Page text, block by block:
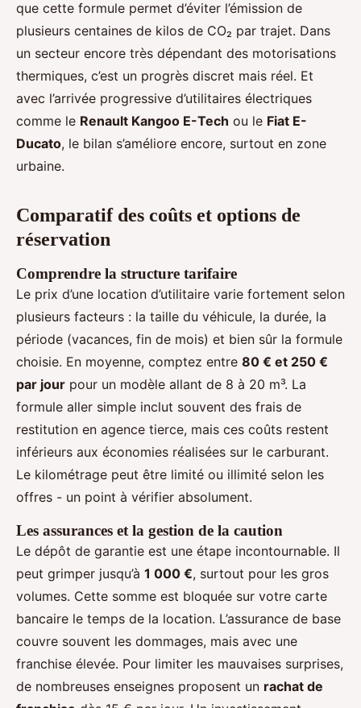
que cette formule permet d’éviter l’émission de
plusieurs centaines de kilos de CO₂ par trajet. Dans
un secteur encore très dépendant des motorisations
thermiques, c’est un progrès discret mais réel. Et
avec l’arrivée progressive d’utilitaires électriques
comme le Renault Kangoo E-Tech ou le Fiat E-
Ducato, le bilan s’améliore encore, surtout en zone
urbaine.
Comparatif des coûts et options de
réservation
Comprendre la structure tarifaire
Le prix d’une location d’utilitaire varie fortement selon
plusieurs facteurs : la taille du véhicule, la durée, la
période (vacances, fin de mois) et bien sûr la formule
choisie. En moyenne, comptez entre 80 € et 250 €
par jour pour un modèle allant de 8 à 20 m³. La
formule aller simple inclut souvent des frais de
restitution en agence tierce, mais ces coûts restent
inférieurs aux économies réalisées sur le carburant.
Le kilométrage peut être limité ou illimité selon les
offres - un point à vérifier absolument.
Les assurances et la gestion de la caution
Le dépôt de garantie est une étape incontournable. Il
peut grimper jusqu’à 1 000 €, surtout pour les gros
volumes. Cette somme est bloquée sur votre carte
bancaire le temps de la location. L’assurance de base
couvre souvent les dommages, mais avec une
franchise élevée. Pour limiter les mauvaises surprises,
de nombreuses enseignes proposent un rachat de